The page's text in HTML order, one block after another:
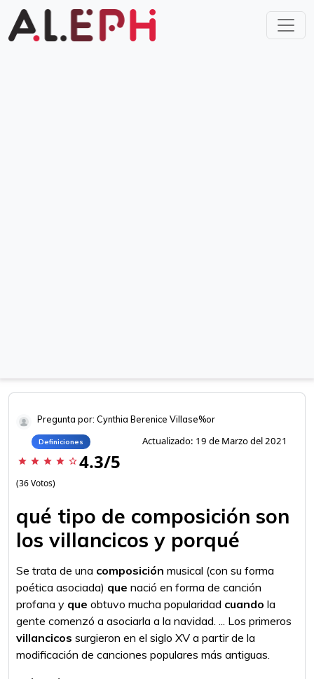
Pregunta por: Cynthia Berenice Villase%or
Definiciones Actualizado: 19 de Marzo del 2021
star star star star star_border 4.3/5
(36 Votos)
qué tipo de composición son
los villancicos y porqué
Se trata de una composición musical (con su forma
poética asociada) que nació en forma de canción
profana y que obtuvo mucha popularidad cuando la
gente comenzó a asociarla a la navidad. ... Los primeros
villancicos surgieron en el siglo XV a partir de la
modificación de canciones populares más antiguas.